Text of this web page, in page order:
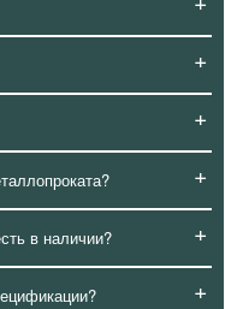
+
+
+
+
в наличии?
+